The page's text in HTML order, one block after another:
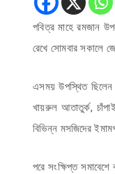
পবিত্র মাহে রমজান
রেখে সোমবার সকালে
এসময় উপস্থিত
খায়রুল আতাতুর্ক,
বিভিন্ন মসজিদের
পরে সংক্ষিপ্ত